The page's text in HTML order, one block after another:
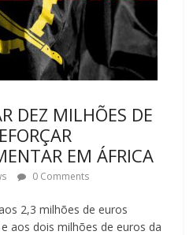
DEZ MILHÕES DE
EM ÁFRICA
0 Comments
2,3 milhões de euros
aos dois milhões de euros da